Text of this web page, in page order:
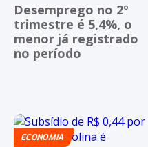
Desemprego no 2º
trimestre é 5,4%, o
menor já registrado
no período
ECONOMIA